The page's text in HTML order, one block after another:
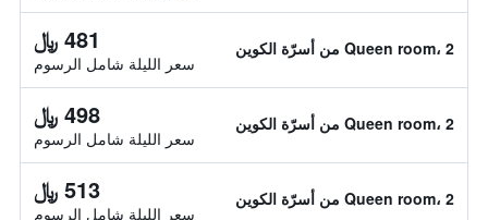
Queen room، 2 من أسرّة الكوين 481 ﷼
سعر الليلة شامل الرسوم
Queen room، 2 من أسرّة الكوين 498 ﷼
سعر الليلة شامل الرسوم
Queen room، 2 من أسرّة الكوين 513 ﷼
سعر الليلة شامل الرسوم